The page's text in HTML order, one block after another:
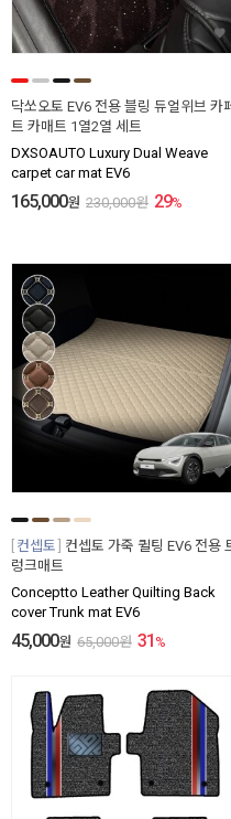
닥쏘오토 EV6 전용 블링 듀얼위브 카페
트 카매트 1열2열 세트
DXSOAUTO Luxury Dual Weave
carpet car mat EV6
165,000원 230,000원 29%
컨셉토
컨셉토 가죽 퀼팅 EV6 전용
렁크매트
Conceptto Leather Quilting Back
cover Trunk mat EV6
45,000원 65,000원 31 %